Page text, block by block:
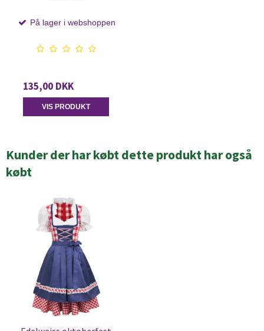
På lager i webshoppen
135,00 DKK
VIS PRODUKT
Kunder der har købt dette produkt har også
købt